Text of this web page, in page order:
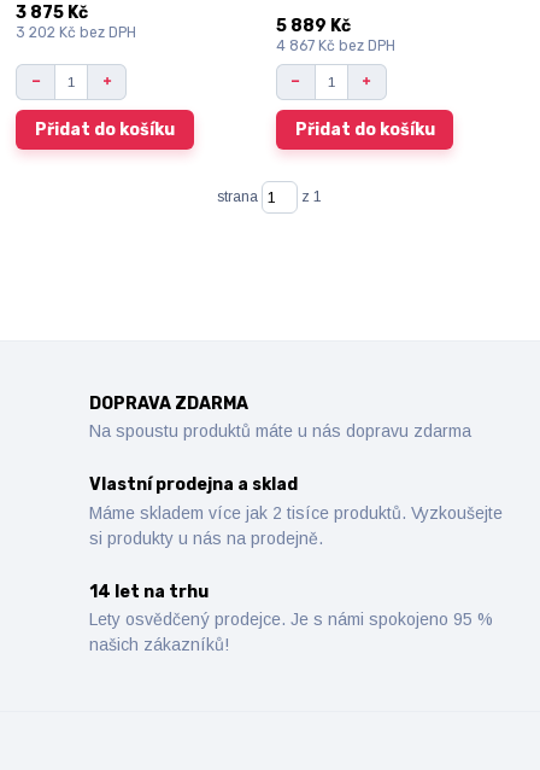
3 875 Kč
3 202 Kčbez DPH
Přidat do košíku
5 889 Kč
4 867 Kč bez DPH
Přidat do košíku
strana z 1
DOPRAVA ZDARMA
Na spoustu produktů máte u nás dopravu zdarma
Vlastní prodejna a sklad
Máme skladem více jak 2 tisíce produktů. Vyzkoušejte
si produkty u nás na prodejně.
14 let na trhu
Lety osvědčený prodejce. Je s námi spokojeno 95 %
našich zákazníků!